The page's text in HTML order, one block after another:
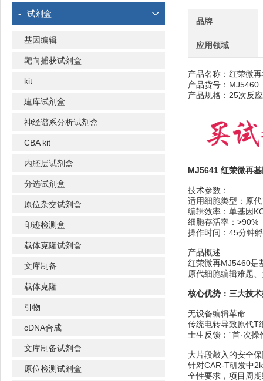
- 试剂盒
基因编辑
靶向捕获试剂盒
kit
建库试剂盒
神经谱系分析试剂盒
CBA kit
内胚层试剂盒
分选试剂盒
原位杂交试剂盒
印迹检测盒
载体克隆试剂盒
文库制备
载体克隆
引物
cDNA合成
文库制备试剂盒
原位检测试剂盒
品牌
应用领域
产品名称：红荣微
产品货号：MJ5460
产品规格：25次反
MJ5641 红荣微再
技术参数：
适用细胞类型：原
编辑效率：单基因
细胞存活率：>90%
操作时间：45分钟
产品概述
红荣微再MJ5460是
原代细胞编辑难题
核心优势：三大技
无设备编辑革命
传统电转导致原代T
士生反馈：“首·次
大片段敲入的安全
针对CAR-T研发中
全性要求，项目周